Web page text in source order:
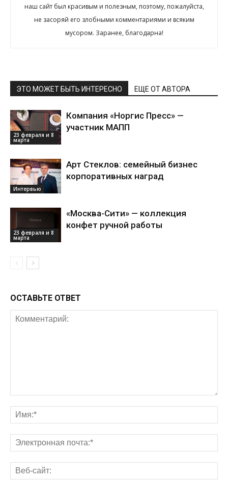
наш сайт был красивым и полезным, поэтому, пожалуйста,
не засоряй его злобными комментариями и всяким
мусором. Заранее, благодарна!
ЭТО МОЖЕТ БЫТЬ ИНТЕРЕСНО ЕЩЕ ОТ АВТОРА
23 февраля и 8
марта
Компания «Норгис Пресс» —
участник МАПП
Интервью
Арт Стеклов: семейный бизнес
корпоративных наград
23 февраля и 8
марта
«Москва-Сити» — коллекция
конфет ручной работы
ОСТАВЬТЕ ОТВЕТ